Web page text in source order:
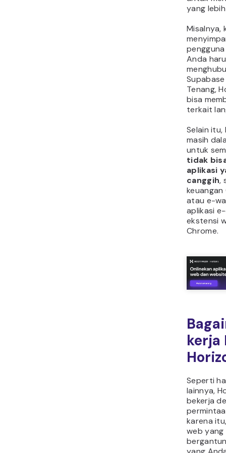
yang
Misalnya,
Anda
Tenang,
bisa
terkait
Selain
masih
untuk
tidak
aplikasi
canggih,
atau e-
aplikasi
ekstensi
Chrome.
kerja
Seperti
lainnya,
bekerja
karena
web yang